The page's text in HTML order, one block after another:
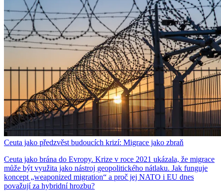
Ceuta jako předzvěst budoucích krizí: Migrace jako zbraň
Ceuta jako brána do Evropy. Krize v roce 2021 ukázala, že migrace
může být využita jako nástroj geopolitického nátlaku. Jak funguje
koncept „weaponized migration“ a proč jej NATO i EU dnes
považují za hybridní hrozbu?